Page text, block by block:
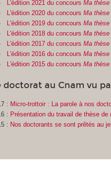
L'édition 2021 du concours Ma thèse
L'édition 2020 du concours Ma thèse
L'édition 2019 du concours Ma thèse
L'édition 2018 du concours Ma thèse
L'édition 2017 du concours Ma thèse
L'édition 2016 du concours Ma thèse
L'édition 2015 du concours Ma thèse
doctorat au Cnam vu
: Micro-trottoir : La parole à nos
: Présentation du travail de thèse
: Nos doctorants se sont prêtés au